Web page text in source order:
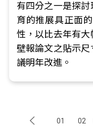
有四分之一是探
育的推展具正面
性，以比去年有
壁報論文之貼示
議明年改進。
01 02